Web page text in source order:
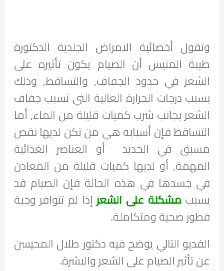
وتقول أخصائية الامراض الجلدية الدكتورة
طيبة المنيس أن الصيام يكون تأثيره على
الشعر في حدود الجفاف, والتساقط, وذلك
بسبب درجات الحرارة العالية التي تسبب جفاف
الشعر بجانب شرب كميات قليلة من الماء, أما
التساقط فإن أسبابه هي من تكن لديها نقص
مسبق في الحديد أو العناصر الغذائية
المهمة, أو لديها كميات قليلة من المعادن
في جسدها في هذه الحالة فإن الصيام قد
يسبب مشكلة على الشعر إذا لم تتوافر وجبة
فطور صحية ومتكاملة.
الفديو التالي يوضح فيه دكتور طلال المحيسن
عن تأثير الصيام على الشعر والبشرة.